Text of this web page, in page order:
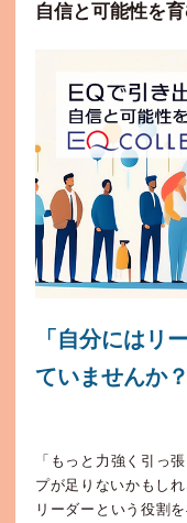
自信と可能性を
「自分にはリ
ていませんか？
「もっと力強く引っ
プが足りないかもし
リーダーという役割